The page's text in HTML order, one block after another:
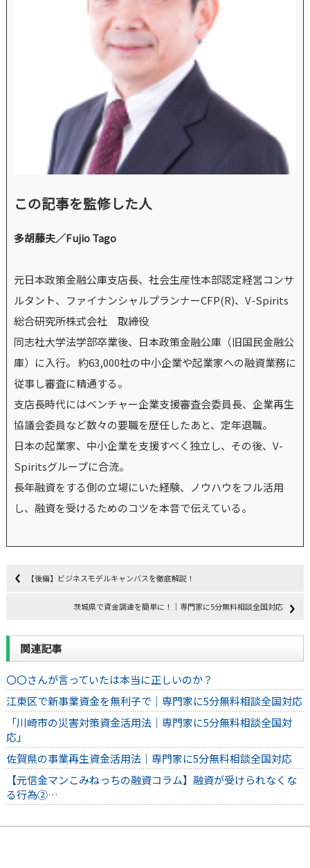
この記事を監修した人
多胡藤夫／Fujio Tago
元日本政策金融公庫支店長、社会生産性本部認定経営コンサ
ルタント、ファイナンシャルプランナーCFP(R)、V-Spirits
総合研究所株式会社 取締役
同志社大学法学部卒業後、日本政策金融公庫（旧国民金融公
庫）に入行。 約63,000社の中小企業や起業家への融資業務に
従事し審査に精通する。
支店長時代にはベンチャー企業支援審査会委員長、企業再生
協議会委員など数々の要職を歴任したあと、定年退職。
日本の起業家、中小企業を支援すべく独立し、その後、V-
Spiritsグループに合流。
長年融資をする側の立場にいた経験、ノウハウをフル活用
し、融資を受けるためのコツを本音で伝えている。
【後編】ビジネスモデルキャンバスを徹底解説！
茨城県で資金調達を簡単に！｜専門家に5分無料相談全国対応
関連記事
〇〇さんが言っていたは本当に正しいのか？
江東区で新事業資金を無利子で｜専門家に5分無料相談全国対応
「川崎市の災害対策資金活用法｜専門家に5分無料相談全国対
応」
佐賀県の事業再生資金活用法｜専門家に5分無料相談全国対応
【元信金マンこみねっちの融資コラム】融資が受けられなくな
る行為②…